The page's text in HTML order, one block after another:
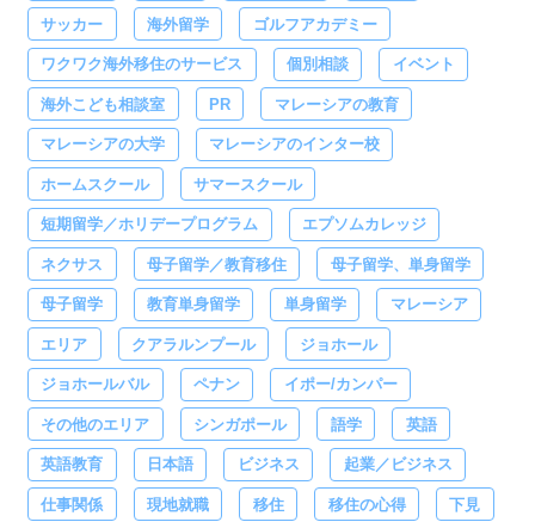
サッカー 海外留学 ゴルフアカデミー
ワクワク海外移住のサービス 個別相談 イベント
海外こども相談室 PR マレーシアの教育
マレーシアの大学 マレーシアのインター校
ホームスクール サマースクール
短期留学／ホリデープログラム エプソムカレッジ
ネクサス 母子留学／教育移住 母子留学、単身留学
母子留学 教育単身留学 単身留学 マレーシア
エリア クアラルンプール ジョホール
ジョホールバル ペナン イポー/カンパー
その他のエリア シンガポール 語学 英語
英語教育 日本語 ビジネス 起業／ビジネス
仕事関係 現地就職 移住 移住の心得 下見